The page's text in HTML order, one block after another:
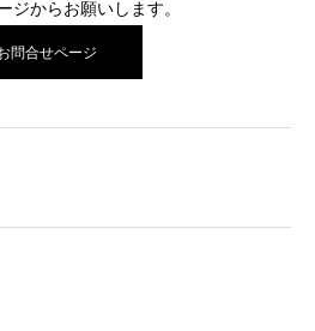
ジからお願いします。
問合せページ